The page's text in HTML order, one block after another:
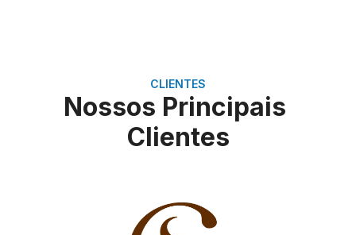
CLIENTES
Nossos Principais
Clientes